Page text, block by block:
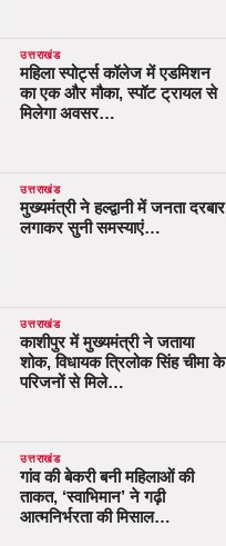
उत्तराखंड
महिला स्पोर्ट्स कॉलेज में एडमिशन
का एक और मौका, स्पॉट ट्रायल से
मिलेगा अवसर…
उत्तराखंड
मुख्यमंत्री ने हल्द्वानी में जनता दरबार
लगाकर सुनी समस्याएं…
उत्तराखंड
काशीपुर में मुख्यमंत्री ने जताया
शोक, विधायक त्रिलोक सिंह चीमा के
परिजनों से मिले…
उत्तराखंड
गांव की बेकरी बनी महिलाओं की
ताकत, ‘स्वाभिमान’ ने गढ़ी
आत्मनिर्भरता की मिसाल…